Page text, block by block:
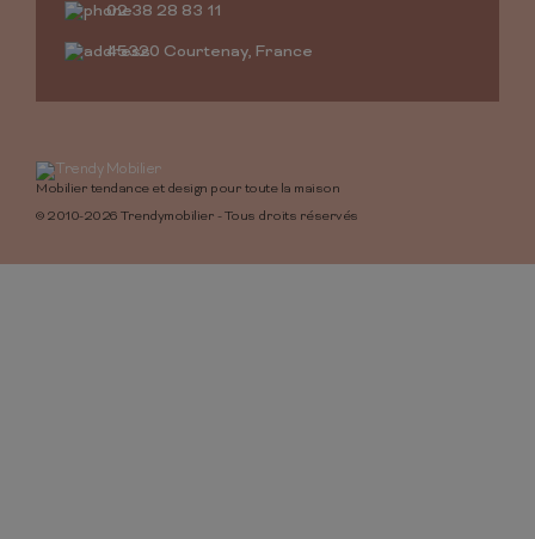
02 38 28 83 11
45320 Courtenay, France
Mobilier tendance et design pour toute la maison
© 2010-2026 Trendymobilier - Tous droits réservés